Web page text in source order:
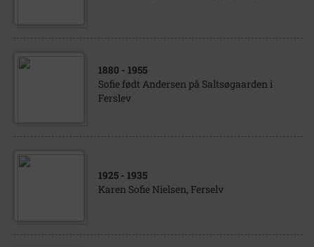
1880 - 1955
Sofie født Andersen på Saltsøgaarden i
Ferslev
1925 - 1935
Karen Sofie Nielsen, Ferselv